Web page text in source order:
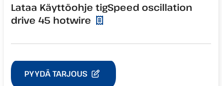
Lataa Käyttöohje tigSpeed oscillation
drive 45 hotwire
PYYDÄ TARJOUS